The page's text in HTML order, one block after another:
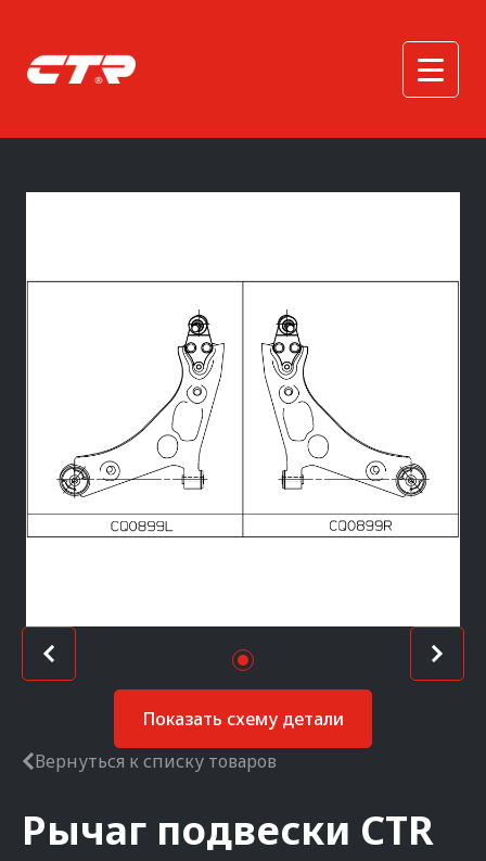
Показать схему детали
Вернуться к списку товаров
Рычаг подвески CTR